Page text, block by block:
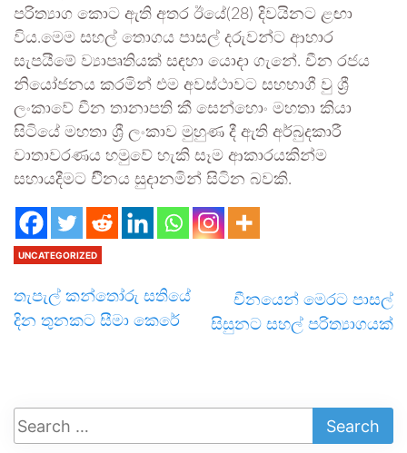
පරිත්‍යාග කොට ඇති අතර ඊයේ(28) දිවයිනට ළඟා
විය.මෙම සහල් තොගය පාසල් දරුවන්ට ආහාර
සැපයීමේ ව්‍යාපෘතියක් සඳහා යොදා ගැනේ. චීන රජය
නියෝජනය කරමින් එම අවස්ථාවට සහභාගී වු ශ්‍රී
ලංකාවේ චීන තානාපති කී සෙන්හොං මහතා කියා
සිටියේ මහතා ශ්‍රී ලංකාව මුහුණ දී ඇති අර්බුදකාරී
වාතාවරණය හමුවේ හැකි සෑම ආකාරයකින්ම
සහායදීමට චීිනය සුදානමින් සිටින බවකි.
UNCATEGORIZED
තැපැල් කන්තෝරු සතියේ
දින තුනකට සීමා කෙරේ
චීනයෙන් මෙරට පාසල්
සිසුනට සහල් පරිත්‍යාගයක්